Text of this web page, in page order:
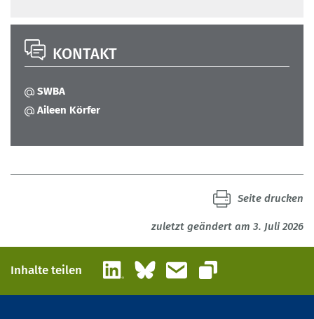
KONTAKT
SWBA
Aileen Körfer
zuletzt geändert am 3. Juli 2026
Seite drucken
Inhalte teilen LinkedInBlueskyE-Mail
Link kopieren